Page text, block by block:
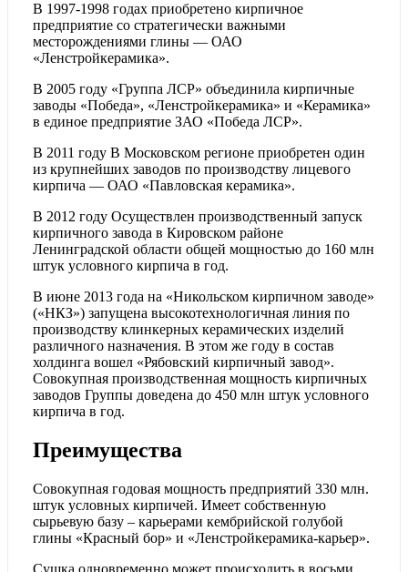
В 1997-1998 годах приобретено кирпичное
предприятие со стратегически важными
месторождениями глины — ОАО
«Ленстройкерамика».
В 2005 году «Группа ЛСР» объединила кирпичные
заводы «Победа», «Ленстройкерамика» и «Керамика»
в единое предприятие ЗАО «Победа ЛСР».
В 2011 году В Московском регионе приобретен один
из крупнейших заводов по производству лицевого
кирпича — ОАО «Павловская керамика».
В 2012 году Осуществлен производственный запуск
кирпичного завода в Кировском районе
Ленинградской области общей мощностью до 160 млн
штук условного кирпича в год.
В июне 2013 года на «Никольском кирпичном заводе»
(«НКЗ») запущена высокотехнологичная линия по
производству клинкерных керамических изделий
различного назначения. В этом же году в состав
холдинга вошел «Рябовский кирпичный завод».
Совокупная производственная мощность кирпичных
заводов Группы доведена до 450 млн штук условного
кирпича в год.
Преимущества
Совокупная годовая мощность предприятий 330 млн.
штук условных кирпичей. Имеет собственную
сырьевую базу – карьерами кембрийской голубой
глины «Красный бор» и «Ленстройкерамика-карьер».
Сушка одновременно может происходить в восьми